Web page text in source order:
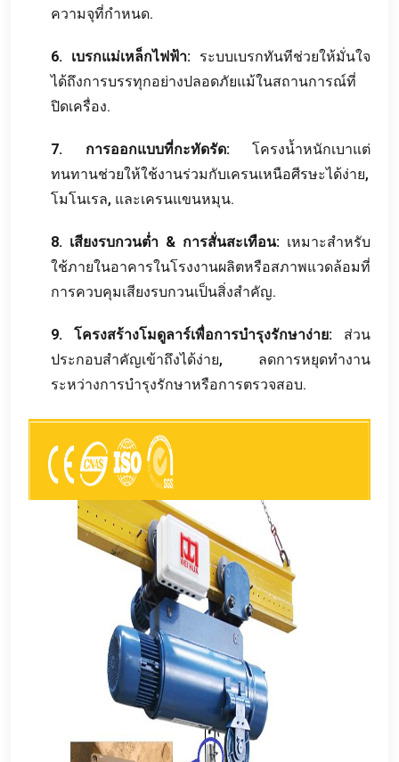
ความจุที่กำหนด.
6. เบรกแม่เหล็กไฟฟ้า: ระบบเบรกทันทีช่วยให้มั่นใจ
ได้ถึงการบรรทุกอย่างปลอดภัยแม้ในสถานการณ์ที่
ปิดเครื่อง.
7. การออกแบบที่กะทัดรัด: โครงน้ำหนักเบาแต่
ทนทานช่วยให้ใช้งานร่วมกับเครนเหนือศีรษะได้ง่าย,
โมโนเรล, และเครนแขนหมุน.
8. เสียงรบกวนต่ำ & การสั่นสะเทือน: เหมาะสำหรับ
ใช้ภายในอาคารในโรงงานผลิตหรือสภาพแวดล้อมที่
การควบคุมเสียงรบกวนเป็นสิ่งสำคัญ.
9. โครงสร้างโมดูลาร์เพื่อการบำรุงรักษาง่าย: ส่วน
ประกอบสำคัญเข้าถึงได้ง่าย, ลดการหยุดทำงาน
ระหว่างการบำรุงรักษาหรือการตรวจสอบ.